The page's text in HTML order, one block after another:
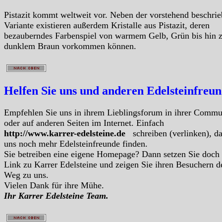
Pistazit kommt weltweit vor. Neben der vorstehend
Variante existieren außerdem Kristalle aus Pistazit, deren
bezauberndes Farbenspiel von warmem Gelb, Grün bis hin
dunklem Braun vorkommen können.
Helfen Sie uns und anderen
Empfehlen Sie uns in ihrem Lieblingsforum in ihrer
oder auf anderen Seiten im Internet. Einfach
http://www.karrer-edelsteine.de
schreiben (verlinken),
uns noch mehr Edelsteinfreunde finden.
Sie betreiben eine eigene Homepage? Dann setzen Sie doch
Link zu Karrer Edelsteine und zeigen Sie ihren Besuchern
Weg zu uns.
Vielen Dank für ihre Mühe.
Ihr Karrer Edelsteine Team.